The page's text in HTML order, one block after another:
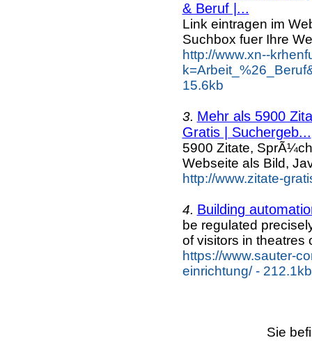
& Beruf |...
Link eintragen im
Suchbox fuer Ihre
http://www.xn--
15.6kb
3. Mehr als 5900
Gratis | Suchergeb...
5900 Zitate,
Webseite als Bild,
http://www.zitate-
4. Building
be regulated
of visitors in theatres
https://www.sauter-
einrichtung/ - 212.1kb
Sie